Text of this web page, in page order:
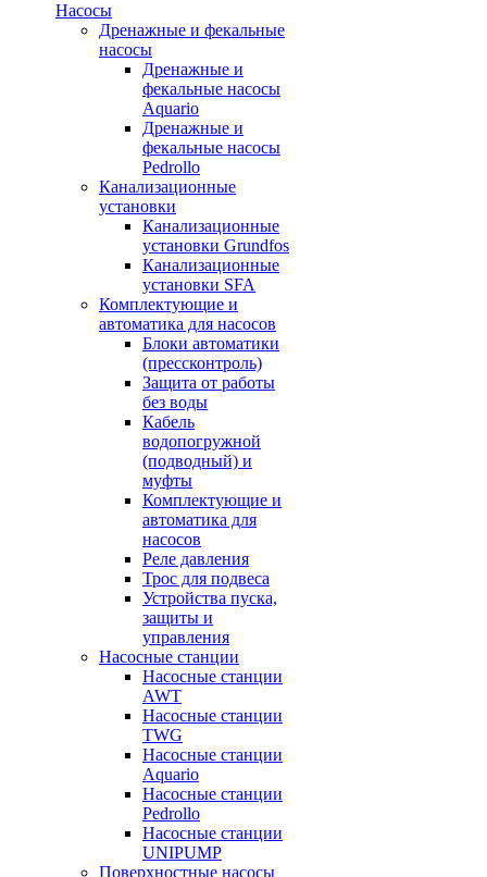
Насосы
Дренажные и фекальные
насосы
Дренажные и
фекальные насосы
Aquario
Дренажные и
фекальные насосы
Pedrollo
Канализационные
установки
Канализационные
установки Grundfos
Канализационные
установки SFA
Комплектующие и
автоматика для насосов
Блоки автоматики
(прессконтроль)
Защита от работы
без воды
Кабель
водопогружной
(подводный) и
муфты
Комплектующие и
автоматика для
насосов
Реле давления
Трос для подвеса
Устройства пуска,
защиты и
управления
Насосные станции
Насосные станции
AWT
Насосные станции
TWG
Насосные станции
Aquario
Насосные станции
Pedrollo
Насосные станции
UNIPUMP
Поверхностные насосы